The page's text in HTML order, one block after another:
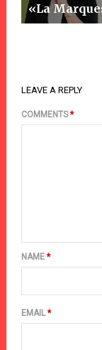
«La
LEAVE A REPLY
COMMENTS*
NAME *
EMAIL*